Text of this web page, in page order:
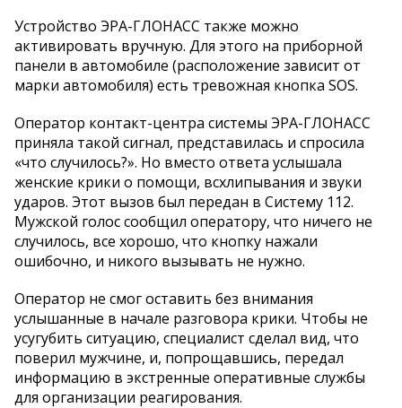
Устройство ЭРА-ГЛОНАСС также можно
активировать вручную. Для этого на приборной
панели в автомобиле (расположение зависит от
марки автомобиля) есть тревожная кнопка SOS.
Оператор контакт-центра системы ЭРА-ГЛОНАСС
приняла такой сигнал, представилась и спросила
«что случилось?». Но вместо ответа услышала
женские крики о помощи, всхлипывания и звуки
ударов. Этот вызов был передан в Систему 112.
Мужской голос сообщил оператору, что ничего не
случилось, все хорошо, что кнопку нажали
ошибочно, и никого вызывать не нужно.
Оператор не смог оставить без внимания
услышанные в начале разговора крики. Чтобы не
усугубить ситуацию, специалист сделал вид, что
поверил мужчине, и, попрощавшись, передал
информацию в экстренные оперативные службы
для организации реагирования.